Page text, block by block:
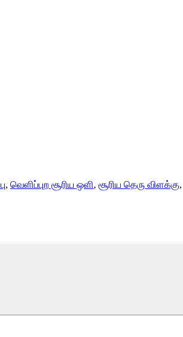
, வெளிப்புற சூரிய ஒளி, சூரிய தெரு விளக்கு,